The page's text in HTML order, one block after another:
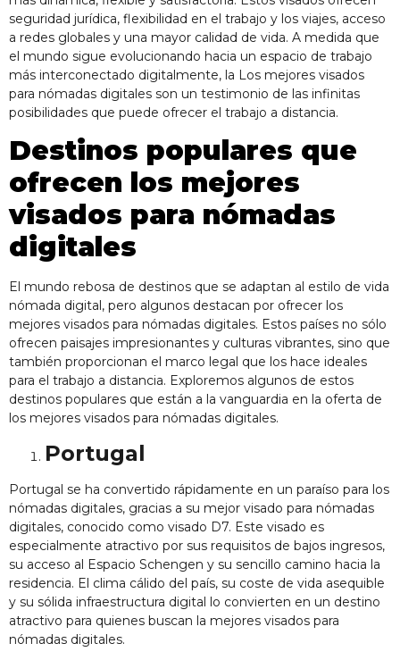
seguridad jurídica, flexibilidad en el trabajo y los viajes, acceso
a redes globales y una mayor calidad de vida. A medida que
el mundo sigue evolucionando hacia un espacio de trabajo
más interconectado digitalmente, la Los mejores visados
para nómadas digitales son un testimonio de las infinitas
posibilidades que puede ofrecer el trabajo a distancia.
Destinos populares que
ofrecen los mejores
visados para nómadas
digitales
El mundo rebosa de destinos que se adaptan al estilo de vida
nómada digital, pero algunos destacan por ofrecer los
mejores visados para nómadas digitales. Estos países no sólo
ofrecen paisajes impresionantes y culturas vibrantes, sino que
también proporcionan el marco legal que los hace ideales
para el trabajo a distancia. Exploremos algunos de estos
destinos populares que están a la vanguardia en la oferta de
los mejores visados para nómadas digitales.
Portugal
Portugal se ha convertido rápidamente en un paraíso para los
nómadas digitales, gracias a su mejor visado para nómadas
digitales, conocido como visado D7. Este visado es
especialmente atractivo por sus requisitos de bajos ingresos,
su acceso al Espacio Schengen y su sencillo camino hacia la
residencia. El clima cálido del país, su coste de vida asequible
y su sólida infraestructura digital lo convierten en un destino
atractivo para quienes buscan la mejores visados para
nómadas digitales.